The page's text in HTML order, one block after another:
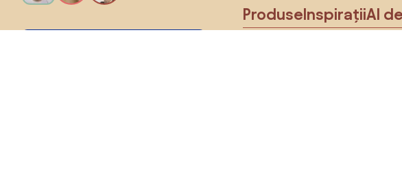
Produse InspirațiiAI